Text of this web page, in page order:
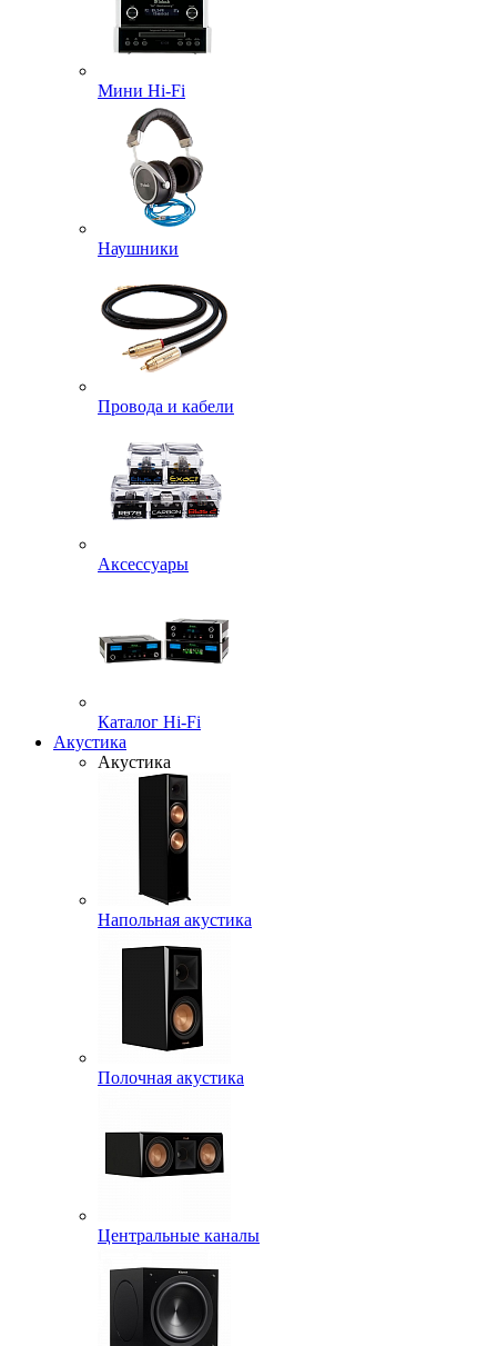
Мини Hi-Fi
Наушники
Провода и кабели
Аксессуары
Каталог Hi-Fi
Акустика
Акустика
Напольная акустика
Полочная акустика
Центральные каналы